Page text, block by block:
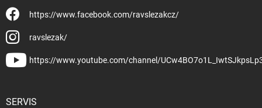
https://www.facebook.com/ravslezakcz/
ravslezak/
https://www.youtube.com/channel/
SERVIS